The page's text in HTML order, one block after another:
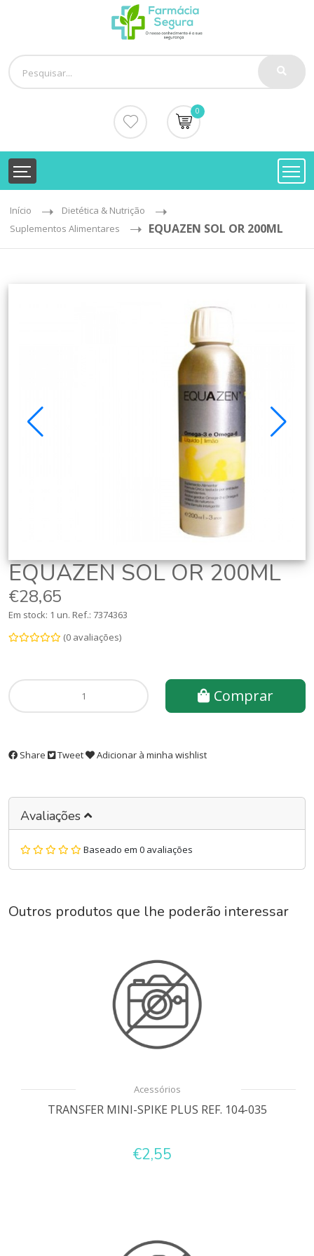
0
Início
Dietética & Nutrição
Suplementos Alimentares
EQUAZEN SOL OR 200ML
EQUAZEN SOL OR 200ML
€28,65
Em stock: 1 un. Ref.: 7374363
(0 avaliações)
Comprar
Share Tweet Adicionar à minha wishlist
Avaliações
Baseado em 0 avaliações
Outros produtos que lhe poderão interessar
Acessórios
TRANSFER MINI-SPIKE PLUS REF. 104-035
€2,55